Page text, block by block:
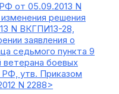
от 05.09.2013 N
решения
N ВКГПИ13-28,
заявления о
седьмого пункта 9
боевых
утв. Приказом
N 2288>